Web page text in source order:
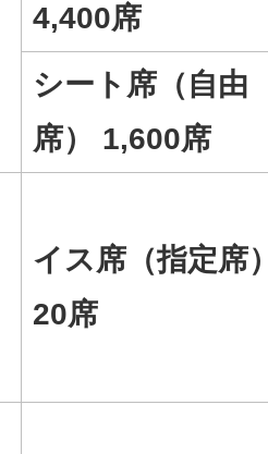
4,400席
シート席（自由
席） 1,600席
イス席（指定席
20席